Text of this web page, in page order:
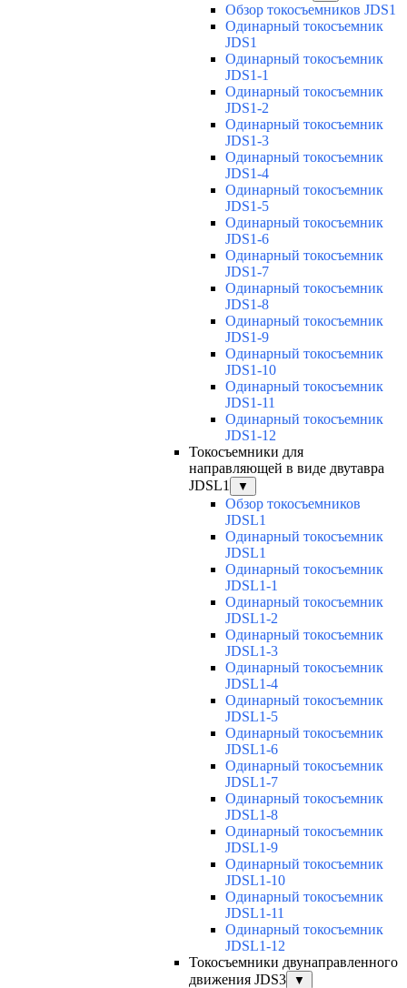
Обзор токосъемников JDS1
Одинарный токосъемник
JDS1
Одинарный токосъемник
JDS1-1
Одинарный токосъемник
JDS1-2
Одинарный токосъемник
JDS1-3
Одинарный токосъемник
JDS1-4
Одинарный токосъемник
JDS1-5
Одинарный токосъемник
JDS1-6
Одинарный токосъемник
JDS1-7
Одинарный токосъемник
JDS1-8
Одинарный токосъемник
JDS1-9
Одинарный токосъемник
JDS1-10
Одинарный токосъемник
JDS1-11
Одинарный токосъемник
JDS1-12
Токосъемники для
направляющей в виде двутавра
JDSL1
▼
Обзор токосъемников
JDSL1
Одинарный токосъемник
JDSL1
Одинарный токосъемник
JDSL1-1
Одинарный токосъемник
JDSL1-2
Одинарный токосъемник
JDSL1-3
Одинарный токосъемник
JDSL1-4
Одинарный токосъемник
JDSL1-5
Одинарный токосъемник
JDSL1-6
Одинарный токосъемник
JDSL1-7
Одинарный токосъемник
JDSL1-8
Одинарный токосъемник
JDSL1-9
Одинарный токосъемник
JDSL1-10
Одинарный токосъемник
JDSL1-11
Одинарный токосъемник
JDSL1-12
Токосъемники двунаправленного
движения JDS3
▼